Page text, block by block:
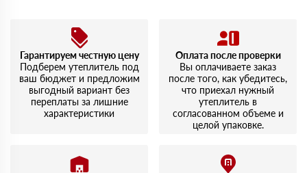
Гарантируем честную цену
Подберем утеплитель под
ваш бюджет и предложим
выгодный вариант без
переплаты за лишние
характеристики
Оплата после проверки
Вы оплачиваете заказ
после того, как убедитесь,
что приехал нужный
утеплитель в
согласованном объеме и
целой упаковке.